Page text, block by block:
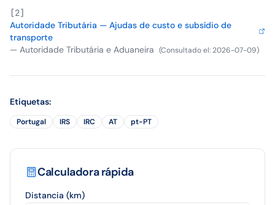
[2]
Autoridade Tributária — Ajudas de custo e subsídio de
transporte
— Autoridade Tributária e Aduaneira (Consultado el:2026-07-09)
Etiquetas:
Portugal IRS IRC AT pt-PT
Calculadora rápida
Distancia (km)